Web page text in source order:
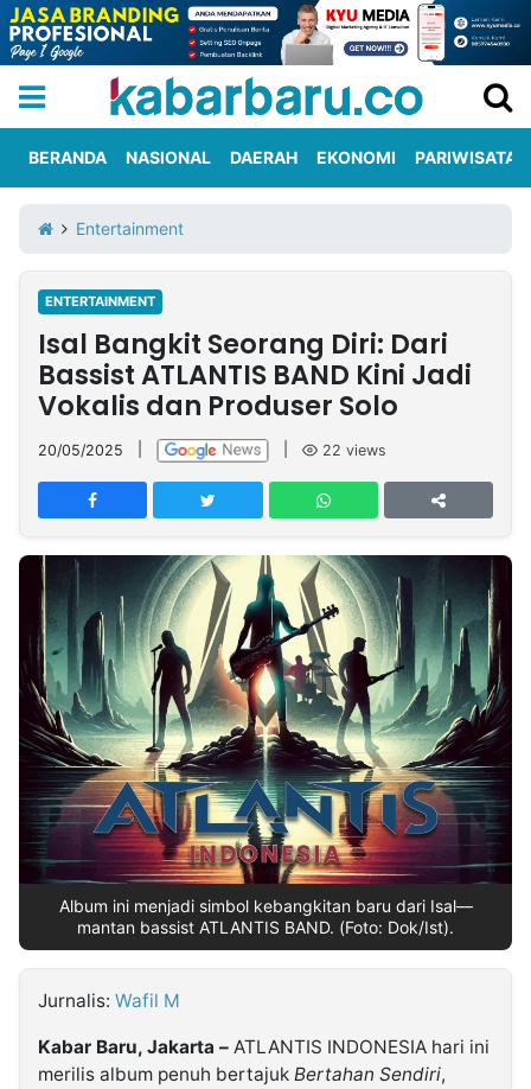
Iklan
Berita
Kami
Nasional
International
Olahraga
Entertainment
Daerah
Pariwisata
Kuliner
Kolom
Network
PT
TREETAN
INDONESIA
Partner
Insight
NTB
Suara
Time
Lens
IDN
Daily
Jogja
Jalan
Rakyat
Idealita
News
Kita
Notice
Dinamikapost.com
Radar
Baru
Seedbacklink
Follow
Kabarbaru
BERANDA NASIONAL DAERAH EKONOMI PARIWISATA
Entertainment
ENTERTAINMENT
Isal Bangkit Seorang Diri: Dari
Bassist ATLANTIS BAND Kini Jadi
Vokalis dan Produser Solo
20/05/2025 22 views
Album ini menjadi simbol kebangkitan baru dari Isal—
mantan bassist ATLANTIS BAND. (Foto: Dok/Ist).
Jurnalis: Wafil M
Kabar Baru, Jakarta – ATLANTIS INDONESIA hari ini
merilis album penuh bertajuk Bertahan Sendiri,